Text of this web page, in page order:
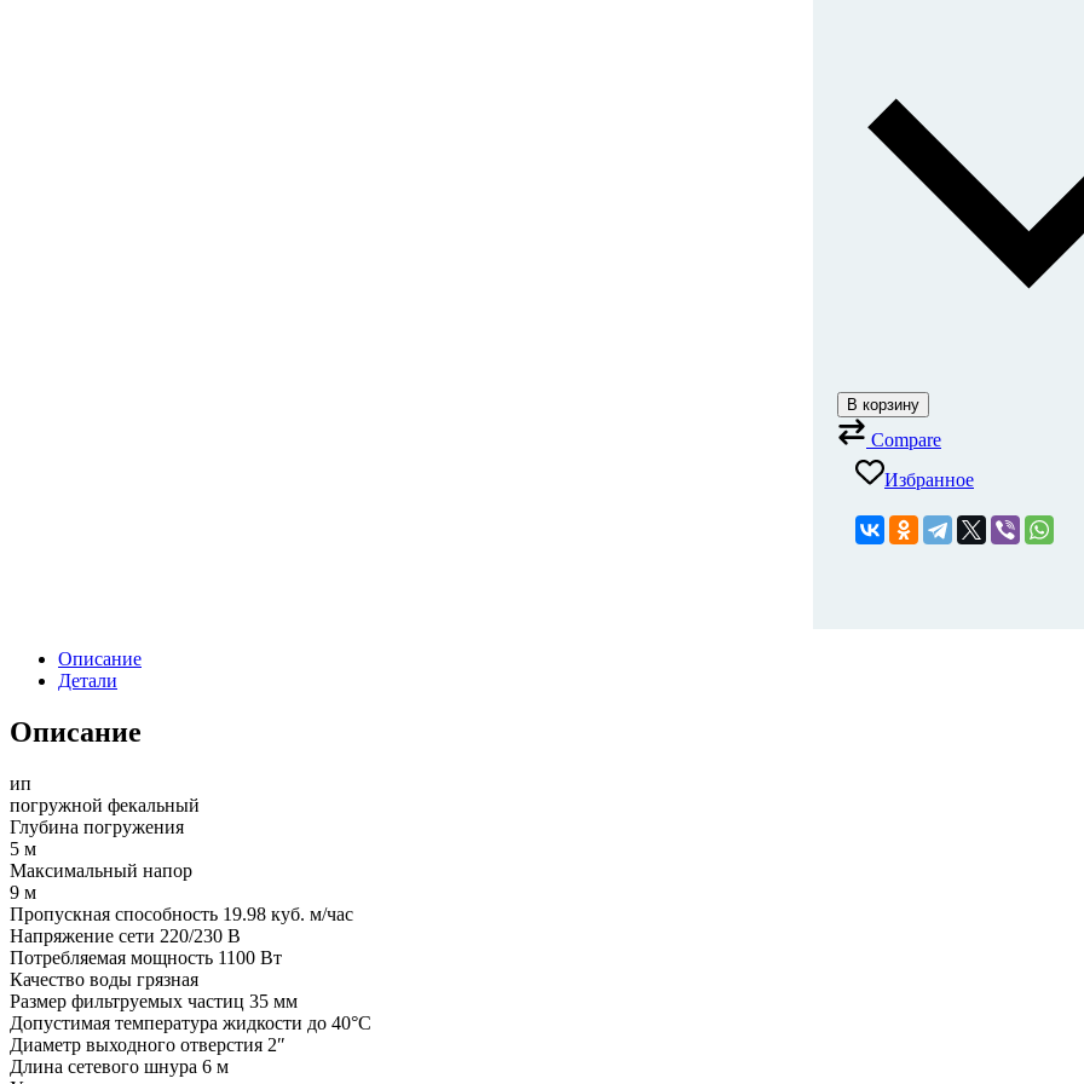
В корзину
Compare
Избранное
Описание
Детали
Описание
ип
погружной фекальный
Глубина погружения
5 м
Максимальный напор
9 м
Пропускная способность 19.98 куб. м/час
Напряжение сети 220/230 В
Потребляемая мощность 1100 Вт
Качество воды грязная
Размер фильтруемых частиц 35 мм
Допустимая температура жидкости до 40°C
Диаметр выходного отверстия 2″
Длина сетевого шнура 6 м